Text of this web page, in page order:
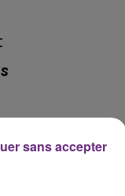
sans accepter